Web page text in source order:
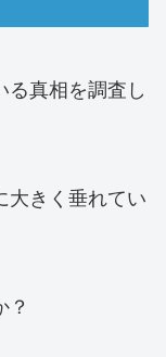
真相を調査し
大きく垂れてい